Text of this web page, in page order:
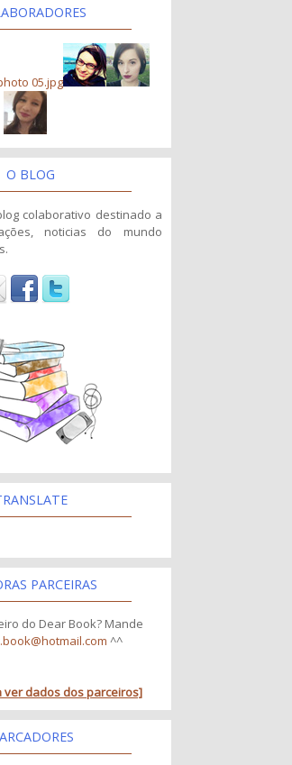
O BLOG
colaborativo destinado a
noticias do mundo
PARCEIRAS
do Dear Book? Mande
^^
ver dados dos parceiros]